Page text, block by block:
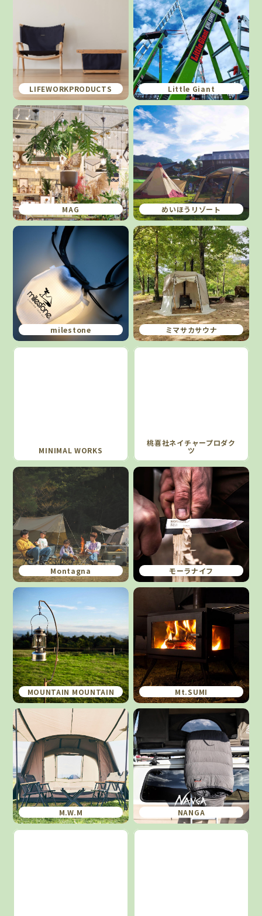
LIFEWORKPRODUCTS Little Giant
MAG めいほうリゾート
milestone ミマサカサウナ
MINIMAL WORKS
桃喜社ネイチャープロダク
ツ
Montagna モーラナイフ
MOUNTAIN MOUNTAIN Mt.SUMI
M.W.M NANGA